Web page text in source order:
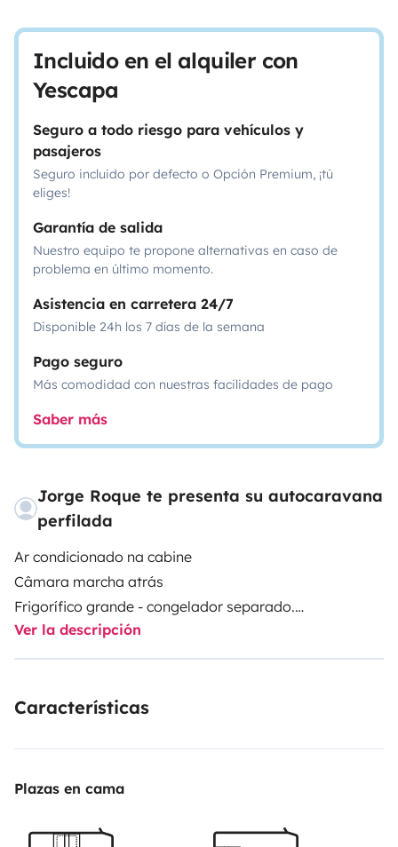
Incluido en el alquiler con
Yescapa
Seguro a todo riesgo para vehículos y
pasajeros
Seguro incluido por defecto o Opción Premium, ¡tú
eliges!
Garantía de salida
Nuestro equipo te propone alternativas en caso de
problema en último momento.
Asistencia en carretera 24/7
Disponible 24h los 7 días de la semana
Pago seguro
Más comodidad con nuestras facilidades de pago
Saber más
Jorge Roque te presenta su autocaravana
perfilada
Ar condicionado na cabine
Câmara marcha atrás
Frigorífico grande - congelador separado.
Televisão
Casa de banho c/ duche separado
Suporte 3 bicicletas
Ver la descripción
Características
Plazas en cama